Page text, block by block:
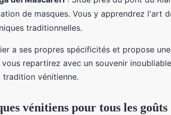
de masques. Vous y apprendrez l'art
traditionnelles.
a ses propres spécificités et propose
repartirez avec un souvenir
vénitienne.
vénitiens pour tous les goûts